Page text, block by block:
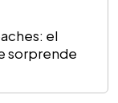
el
sorprende